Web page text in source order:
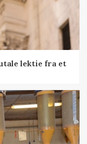
lektie fra et